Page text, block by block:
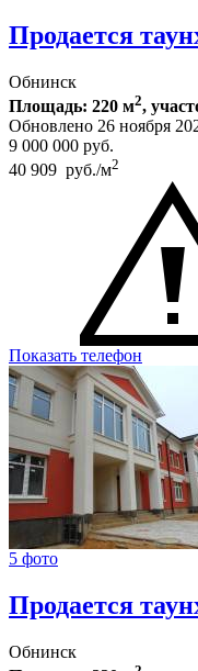
Продается
Обнинск
Площадь: 220 м2,
Обновлено 26 ноября
9 000 000 руб.
40 909 руб./м2
Показать телефон
5 фото
Продается
Обнинск